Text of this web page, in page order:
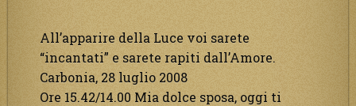
All’apparire della Luce voi sarete
“incantati” e sarete rapiti dall’Amore.
Carbonia, 28 luglio 2008
Ore 15.42/14.00 Mia dolce sposa, oggi ti